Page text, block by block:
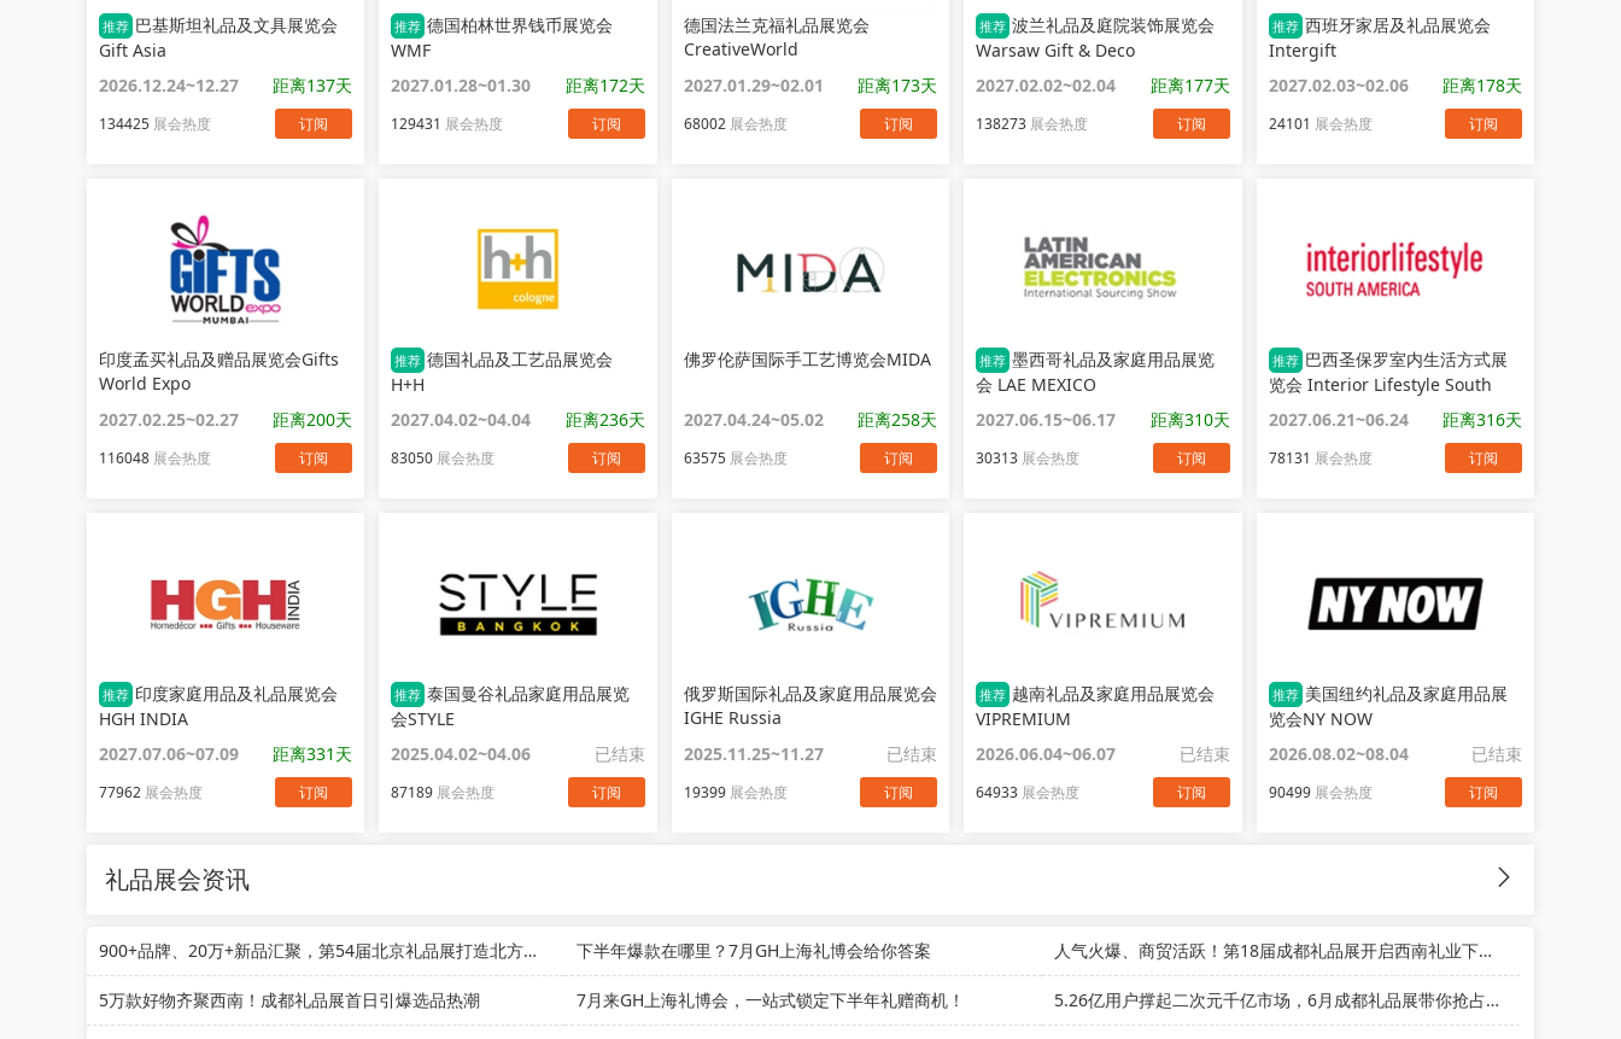
推荐 巴基斯坦礼品及文具展览会
Gift Asia
2026.12.24~12.27
距离137天
134425 展会热度 订阅
推荐 德国柏林世界钱币展览会
WMF
2027.01.28~01.30
距离172天
129431 展会热度 订阅
德国法兰克福礼品展览会
CreativeWorld
2027.01.29~02.01
距离173天
68002展会热度 订阅
推荐 波兰礼品及庭院装饰展览会
Warsaw Gift & Deco
2027.02.02~02.04
距离177天
138273 展会热度 订阅
推荐 西班牙家居及礼品展览会
Intergift
2027.02.03~02.06
距离178天
24101 展会热度 订阅
印度孟买礼品及赠品展览会Gifts
World Expo
2027.02.25~02.27
距离200天
116048 展会热度 订阅
推荐 德国礼品及工艺品展览会
H+H
2027.04.02~04.04
距离236天
83050 展会热度 订阅
佛罗伦萨国际手工艺博览会MIDA
2027.04.24~05.02 距离258天
63575展会热度 订阅
推荐 墨西哥礼品及家庭用品展览
会 LAE MEXICO
2027.06.15~06.17
距离310天
30313 展会热度 订阅
推荐 巴西圣保罗室内生活方式展
览会 Interior Lifestyle South
America
2027.06.21~06.24 距离316天
78131 展会热度 订阅
推荐 印度家庭用品及礼品展览会
HGH INDIA
2027.07.06~07.09
距离331天
77962 展会热度 订阅
推荐 泰国曼谷礼品家庭用品展览
会STYLE
2025.04.02~04.06
已结束
87189 展会热度 订阅
俄罗斯国际礼品及家庭用品展览会
IGHE Russia
2025.11.25~11.27
已结束
19399展会热度 订阅
推荐 越南礼品及家庭用品展览会
VIPREMIUM
2026.06.04~06.07
已结束
64933 展会热度 订阅
推荐 美国纽约礼品及家庭用品展
览会NY NOW
2026.08.02~08.04
已结束
90499展会热度 订阅
礼品展会资讯
900+品牌、20万+新品汇聚，第54届北京礼品展打造北方采购第一站 下半年爆款在哪里？7月GH上海礼博会给你答案 人气火爆、商贸活跃！第18届成都礼品展开启西南礼业下半年新商机
5万款好物齐聚西南！成都礼品展首日引爆选品热潮 7月来GH上海礼博会，一站式锁定下半年礼赠商机！ 5.26亿用户撑起二次元千亿市场，6月成都礼品展带你抢占年轻消费新风口